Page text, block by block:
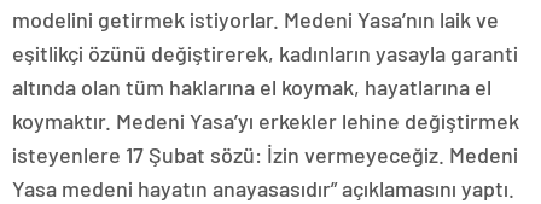
modelini getirmek istiyorlar. Medeni Yasa’nın laik ve
eşitlikçi özünü değiştirerek, kadınların yasayla garanti
altında olan tüm haklarına el koymak, hayatlarına el
koymaktır. Medeni Yasa’yı erkekler lehine değiştirmek
isteyenlere 17 Şubat sözü: İzin vermeyeceğiz. Medeni
Yasa medeni hayatın anayasasıdır” açıklamasını yaptı.